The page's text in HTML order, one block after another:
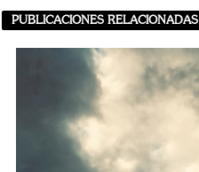
PUBLICACIONES RELACIONADAS